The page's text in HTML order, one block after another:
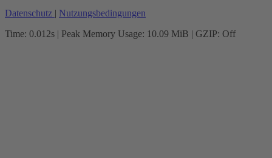
Datenschutz | Nutzungsbedingungen
Time: 0.012s | Peak Memory Usage: 10.09 MiB | GZIP: Off